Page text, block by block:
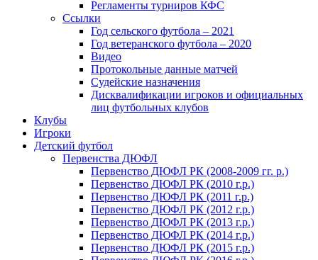
Регламенты турниров КФС
Ссылки
Год сельского футбола – 2021
Год ветеранского футбола – 2020
Видео
Протокольные данные матчей
Судейские назначения
Дисквалификации игроков и официальных
лиц футбольных клубов
Клубы
Игроки
Детский футбол
Первенства ДЮФЛ
Первенство ДЮФЛ РК (2008-2009 гг. р.)
Первенство ДЮФЛ РК (2010 г.р.)
Первенство ДЮФЛ РК (2011 г.р.)
Первенство ДЮФЛ РК (2012 г.р.)
Первенство ДЮФЛ РК (2013 г.р.)
Первенство ДЮФЛ РК (2014 г.р.)
Первенство ДЮФЛ РК (2015 г.р.)